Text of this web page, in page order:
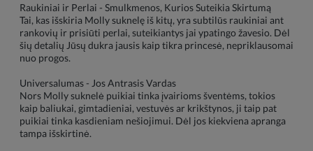
Raukiniai ir Perlai - Smulkmenos, Kurios Suteikia Skirtumą
Tai, kas išskiria Molly suknelę iš kitų, yra subtilūs raukiniai ant
rankovių ir prisiūti perlai, suteikiantys jai ypatingo žavesio. Dėl
šių detalių Jūsų dukra jausis kaip tikra princesė, nepriklausomai
nuo progos.
Universalumas - Jos Antrasis Vardas
Nors Molly suknelė puikiai tinka įvairioms šventėms, tokios
kaip baliukai, gimtadieniai, vestuvės ar krikštynos, ji taip pat
puikiai tinka kasdieniam nešiojimui. Dėl jos kiekviena apranga
tampa išskirtinė.